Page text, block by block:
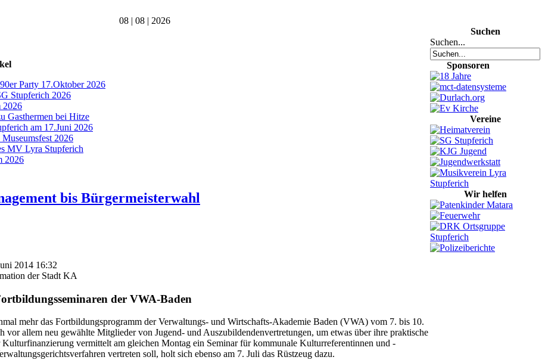
08 | 08 | 2026
Party 17.Oktober 2026
Stupferich 2026
2026
Gasthermen bei Hitze
am 17.Juni 2026
2026
MV Lyra Stupferich
2026
bis Bürgermeisterwahl
2014 16:32
der Stadt KA
der VWA-Baden
mehr das Fortbildungsprogramm der Verwaltungs- und Wirtschafts-Akademie Baden (VWA) vom 7. bis 10.
vor allem neu gewählte Mitglieder von Jugend- und Auszubildendenvertretungen, um etwas über ihre praktische
vermittelt am gleichen Montag ein Seminar für kommunale Kulturreferentinnen und -
vertreten soll, holt sich ebenso am 7. Juli das Rüstzeug dazu.
Suchen
Suchen...
Sponsoren
Vereine
Wir helfen